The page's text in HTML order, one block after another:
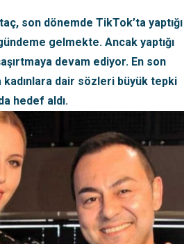
son dönemde TikTok’ta yaptığı
gelmekte. Ancak yaptığı
devam ediyor. En son
kadınlara dair sözleri büyük tepki
hedef aldı.